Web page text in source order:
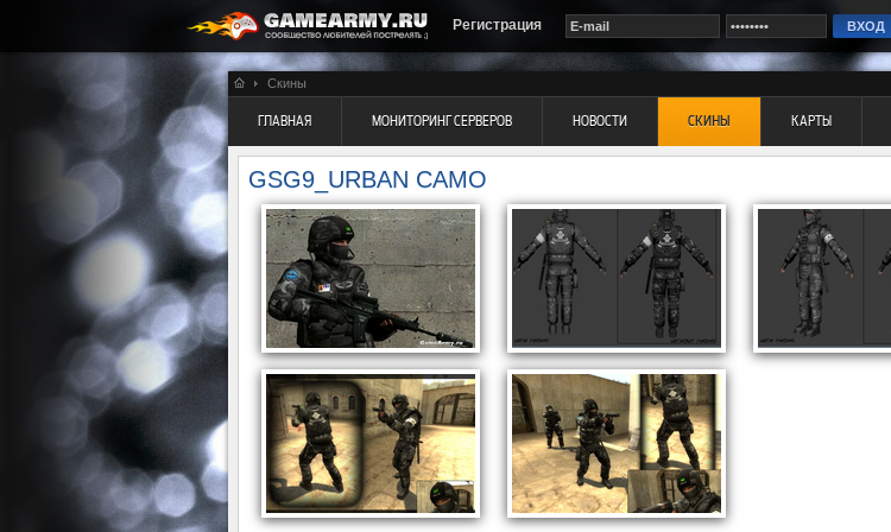
Регистрация
Скины
ГЛАВНАЯ МОНИТОРИНГ СЕРВЕРОВ НОВОСТИ СКИНЫ КАРТЫ
GSG9_URBAN CAMO